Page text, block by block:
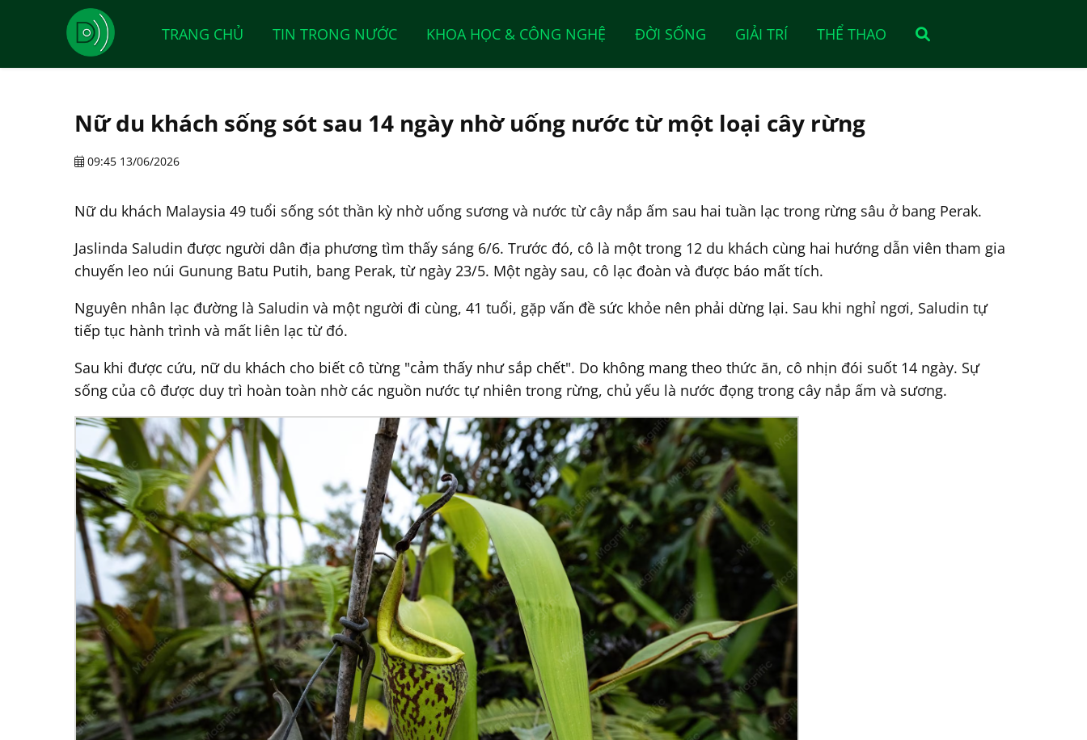
TRANG CHỦ TIN TRONG NƯỚC KHOA HỌC & CÔNG NGHỆ ĐỜI SỐNG GIẢI TRÍ THỂ THAO
Nữ du khách sống sót sau 14 ngày nhờ uống nước từ một loại cây rừng
09:45 13/06/2026
Nữ du khách Malaysia 49 tuổi sống sót thần kỳ nhờ uống sương và nước từ cây nắp ấm sau hai tuần lạc trong rừng sâu ở bang Perak.
Jaslinda Saludin được người dân địa phương tìm thấy sáng 6/6. Trước đó, cô là một trong 12 du khách cùng hai hướng dẫn viên tham gia
chuyến leo núi Gunung Batu Putih, bang Perak, từ ngày 23/5. Một ngày sau, cô lạc đoàn và được báo mất tích.
Nguyên nhân lạc đường là Saludin và một người đi cùng, 41 tuổi, gặp vấn đề sức khỏe nên phải dừng lại. Sau khi nghỉ ngơi, Saludin tự
tiếp tục hành trình và mất liên lạc từ đó.
Sau khi được cứu, nữ du khách cho biết cô từng "cảm thấy như sắp chết". Do không mang theo thức ăn, cô nhịn đói suốt 14 ngày. Sự
sống của cô được duy trì hoàn toàn nhờ các nguồn nước tự nhiên trong rừng, chủ yếu là nước đọng trong cây nắp ấm và sương.